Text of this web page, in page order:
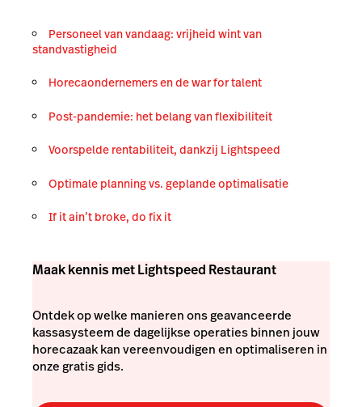
Personeel van vandaag: vrijheid wint van
standvastigheid
Horecaondernemers en dewar for talent
Post-pandemie: het belang van flexibiliteit
Voorspelde rentabiliteit, dankzij Lightspeed
Optimale planning vs. geplande optimalisatie
If it ain’t broke, do fix it
Maak kennis met Lightspeed Restaurant
Ontdek op welke manieren ons geavanceerde
kassasysteem de dagelijkse operaties binnen jouw
horecazaak kan vereenvoudigen en optimaliseren in
onze gratis gids.